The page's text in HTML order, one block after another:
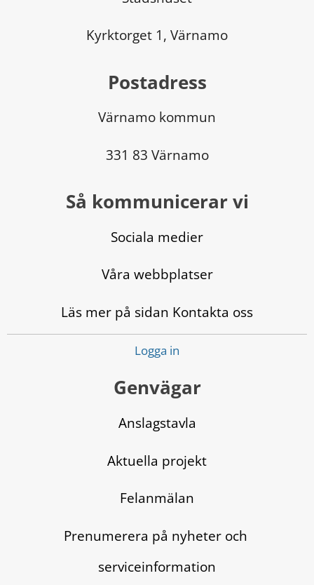
Kyrktorget 1, Värnamo
Postadress
Värnamo kommun
331 83 Värnamo
Så kommunicerar vi
Sociala medier
Våra webbplatser
Läs mer på sidan Kontakta oss
Logga in
Genvägar
Anslagstavla
Aktuella projekt
Felanmälan
Prenumerera på nyheter och
serviceinformation